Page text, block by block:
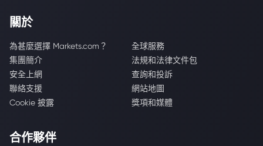
關於
為甚麼選擇 Markets.com？
全球服務
集團簡介
法規和法律文件包
安全上網
查詢和投訴
聯絡支援
網站地圖
Cookie 披露
獎項和媒體
合作夥伴